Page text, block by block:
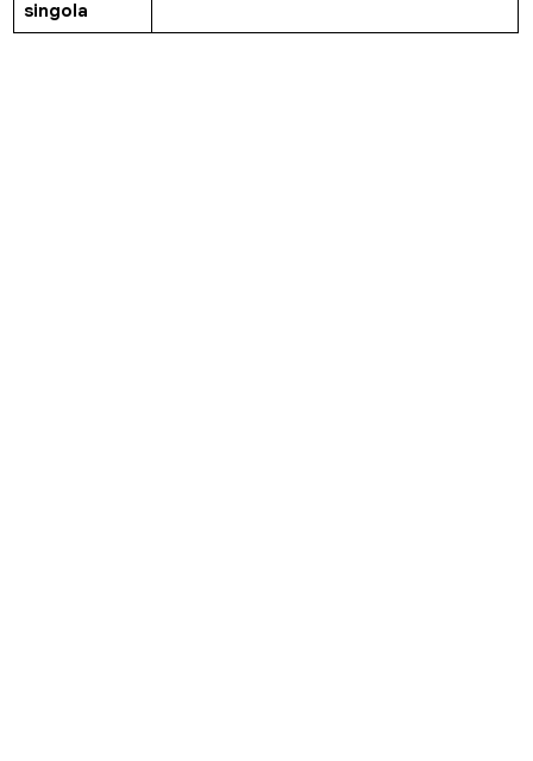
singola